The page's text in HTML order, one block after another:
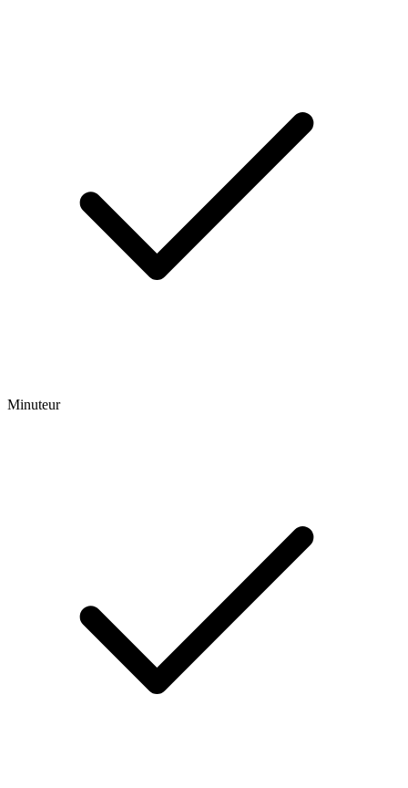
Minuteur